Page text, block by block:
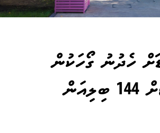
ހެދުނު ގޯހަކުން
އަލްފަބެޓަށް 144 ބިލިއަން